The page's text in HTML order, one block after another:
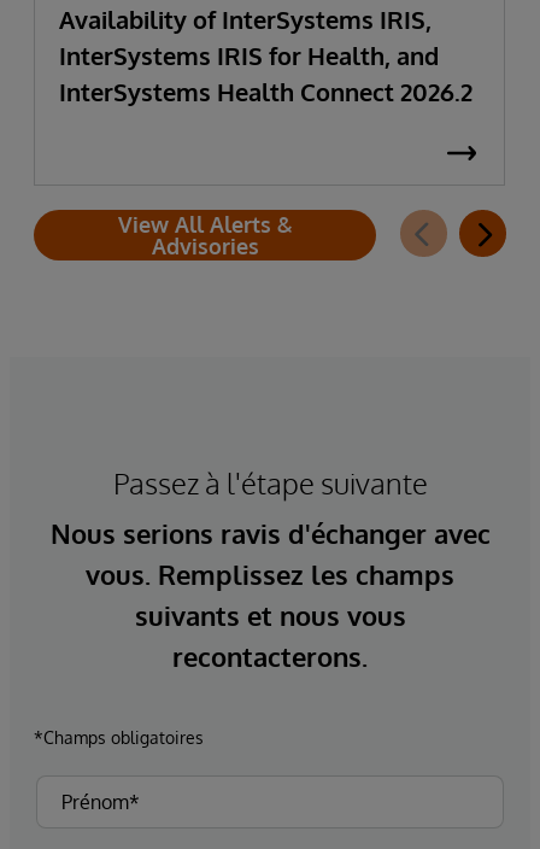
Availability of InterSystems IRIS,
InterSystems IRIS for Health, and
InterSystems Health Connect 2026.2
View All Alerts &
Advisories
Passez à l'étape suivante
Nous serions ravis d'échanger avec
vous. Remplissez les champs
suivants et nous vous
recontacterons.
*Champs obligatoires